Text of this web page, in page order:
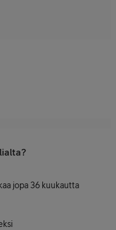
jopa 36 kuukautta